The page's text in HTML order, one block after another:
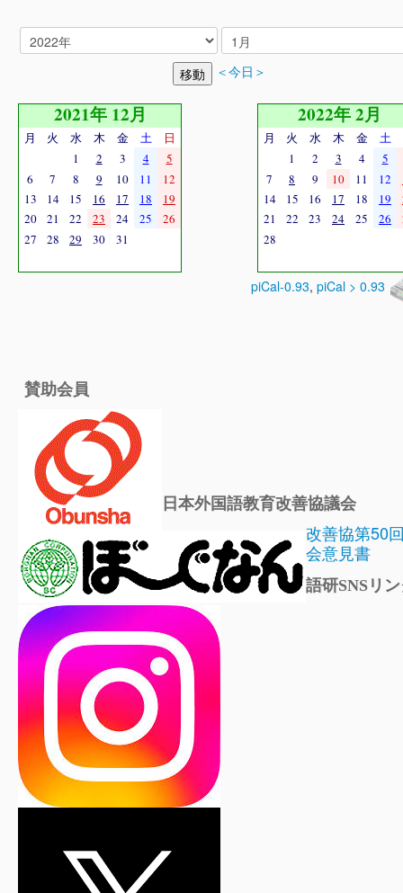
＜今日＞
2021年 12月
月 火 水 木 金 土
日
1
2 3 4
5
6
7 8 9 10 11
12
13
14 15 16 17 18
19
20
21 22 23 24 25
26
27
28 29 30 31
2022年 2月
月 火 水 木 金 土
1
2 3 4
5
7
8 9 10 11 12
14
15 16 17 18 19
21
22 23 24 25 26
28
piCal-0.93, piCal > 0.93
賛助会員
日本外国語教育改善協議会
改善協第50
会意見書
語研SNSリ